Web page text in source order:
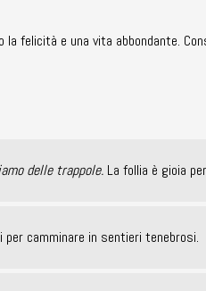
felicità e una vita abbondante.
delle trappole. La follia è gioia
camminare in sentieri tenebrosi.